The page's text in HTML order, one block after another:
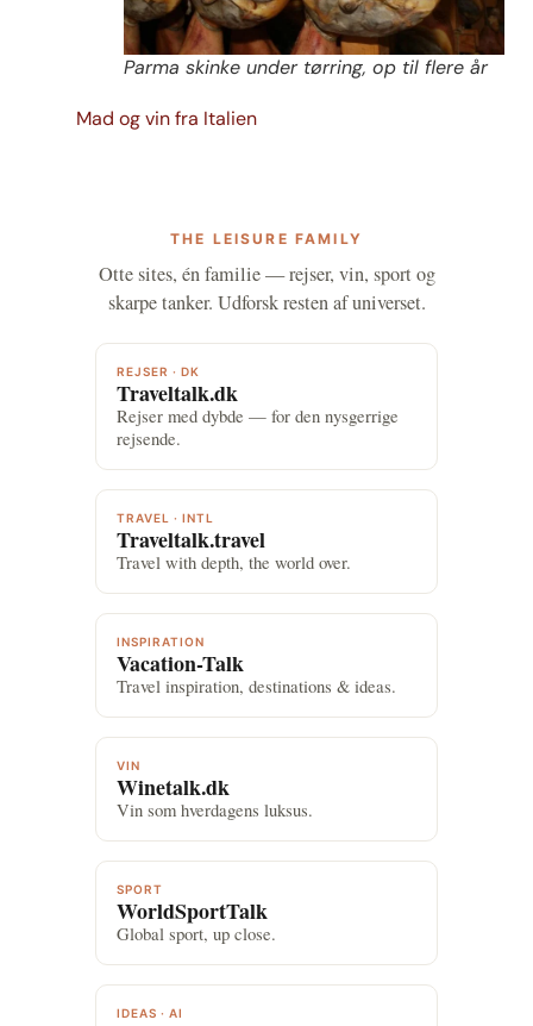
Parma skinke under tørring, op til flere år
Mad og vin fra Italien
THE LEISURE FAMILY
Otte sites, én familie — rejser, vin, sport og
skarpe tanker. Udforsk resten af universet.
REJSER · DK
Traveltalk.dk
Rejser med dybde — for den nysgerrige
rejsende.
TRAVEL · INTL
Traveltalk.travel
Travel with depth, the world over.
INSPIRATION
Vacation-Talk
Travel inspiration, destinations & ideas.
VIN
Winetalk.dk
Vin som hverdagens luksus.
SPORT
WorldSportTalk
Global sport, up close.
IDEAS · AI